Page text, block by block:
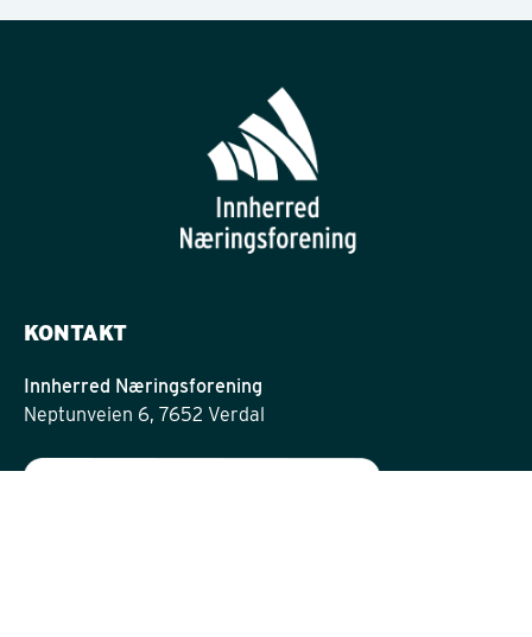
KONTAKT
Innherred Næringsforening
Neptunveien 6, 7652 Verdal